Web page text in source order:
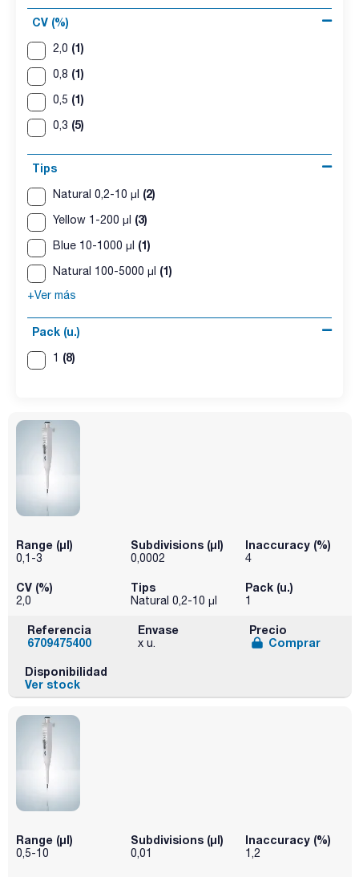
CV (%)
2,0 (1)
0,8 (1)
0,5 (1)
0,3 (5)
Tips
Natural 0,2-10 µl (2)
Yellow 1-200 µl (3)
Blue 10-1000 µl (1)
Natural 100-5000 µl (1)
+Ver más
Pack (u.)
1 (8)
Range (µl)
0,1-3
Subdivisions (µl)
0,0002
Inaccuracy (%)
4
CV (%)
2,0
Tips
Natural 0,2-10 µl
Pack (u.)
1
Referencia
6709475400
Envase
x u.
Precio
Comprar
Disponibilidad
Ver stock
Range (µl)
0,5-10
Subdivisions (µl)
0,01
Inaccuracy (%)
1,2